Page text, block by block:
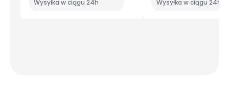
Wysyłka w ciągu 24h Wysyłka w ciągu 24h